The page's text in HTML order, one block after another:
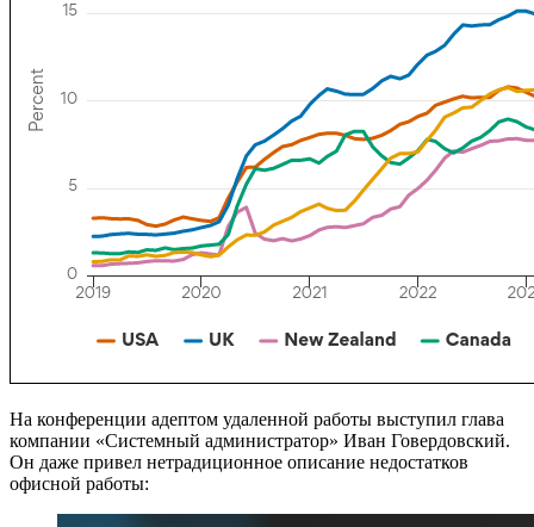
На конференции адептом удаленной работы выступил глава
компании «Системный администратор» Иван Говердовский.
Он даже привел нетрадиционное описание недостатков
офисной работы: